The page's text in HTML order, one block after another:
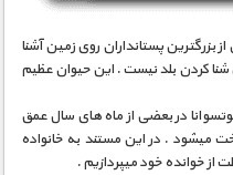
بزرگترین پستانداران روی زمین آشنا
کردن بلد نیست . این حیوان عظیم
در بعضی از ماه های سال عمق
میشود . در این مستند به خانواده
از خوانده خود میپردازیم .